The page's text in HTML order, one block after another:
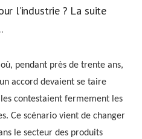
l’industrie ? La suite
pendant près de trente ans,
accord devaient se taire
contestaient fermement les
Ce scénario vient de changer
le secteur des produits